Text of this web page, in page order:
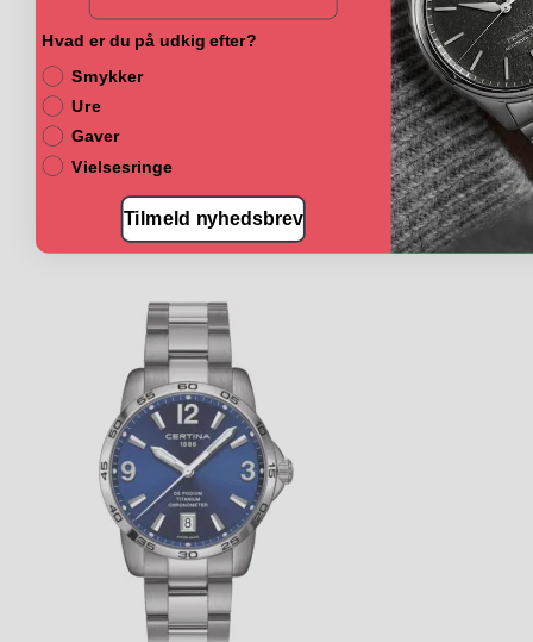
Hvad er du på udkig efter?
Smykker
Ure
Gaver
Vielsesringe
Tilmeld nyhedsbrev